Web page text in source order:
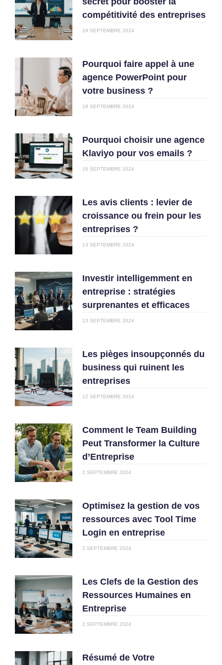
compétitivité des entreprises
19 SEPTEMBRE 2024
Pourquoi faire appel à une
agence PowerPoint pour
votre business ?
19 SEPTEMBRE 2024
Pourquoi choisir une agence
Klaviyo pour vos emails ?
16 SEPTEMBRE 2024
Les avis clients : levier de
croissance ou frein pour les
entreprises ?
13 SEPTEMBRE 2024
Investir intelligemment en
entreprise : stratégies
surprenantes et efficaces
13 SEPTEMBRE 2024
Les pièges insoupçonnés du
business qui ruinent les
entreprises
12 SEPTEMBRE 2024
Comment le Team Building
Peut Transformer la Culture
d’Entreprise
2 SEPTEMBRE 2024
Optimisez la gestion de vos
ressources avec Tool Time
Login en entreprise
2 SEPTEMBRE 2024
Les Clefs de la Gestion des
Ressources Humaines en
Entreprise
2 SEPTEMBRE 2024
Résumé de Votre